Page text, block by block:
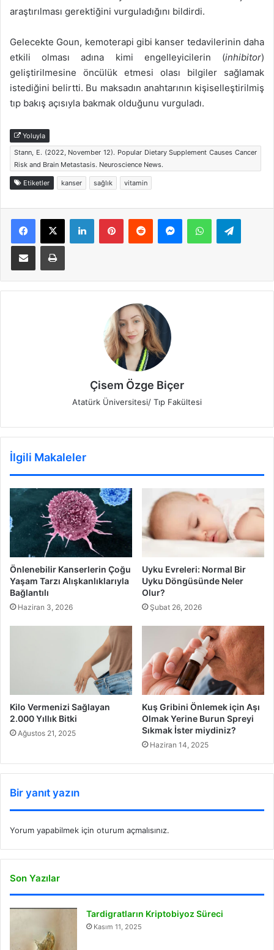
araştırılması gerektiğini vurguladığını bildirdi.
Gelecekte Goun, kemoterapi gibi kanser tedavilerinin daha
etkili olması adına kimi engelleyicilerin (inhibitor)
geliştirilmesine öncülük etmesi olası bilgiler sağlamak
istediğini belirtti. Bu maksadın anahtarının kişiselleştirilmiş
tıp bakış açısıyla bakmak olduğunu vurguladı.
Yoluyla
Stann, E. (2022, November 12). Popular Dietary Supplement Causes Cancer
Risk and Brain Metastasis. Neuroscience News.
Etiketler kanser sağlık vitamin
Facebook
X LinkedInPinterestReddit MessengerWhatsApp
E-Posta ile paylaş Yazdır
Çisem Özge Biçer
Atatürk Üniversitesi/ Tıp Fakültesi
İlgili Makaleler
Önlenebilir Kanserlerin Çoğu
Yaşam Tarzı Alışkanlıklarıyla
Bağlantılı
Haziran 3, 2026
Uyku Evreleri: Normal Bir
Uyku Döngüsünde Neler
Olur?
Şubat 26, 2026
Kilo Vermenizi Sağlayan
2.000 Yıllık Bitki
Ağustos 21, 2025
Kuş Gribini Önlemek için Aşı
Olmak Yerine Burun Spreyi
Sıkmak İster miydiniz?
Haziran 14, 2025
Bir yanıt yazın
Yorum yapabilmek için oturum açmalısınız.
Son Yazılar
Tardigratların Kriptobiyoz Süreci
Kasım 11, 2025